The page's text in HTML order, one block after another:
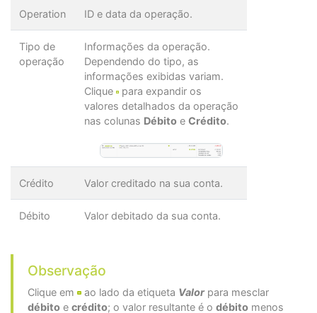
Operation ID e data da operação.
Tipo de
operação
Informações da operação.
Dependendo do tipo, as
informações exibidas variam.
Clique
para expandir os
valores detalhados da operação
nas colunas Débito e Crédito.
Crédito Valor creditado na sua conta.
Débito Valor debitado da sua conta.
Observação
Clique em ao lado da etiqueta Valorpara mesclar
débito e crédito; o valor resultante é o débito menos